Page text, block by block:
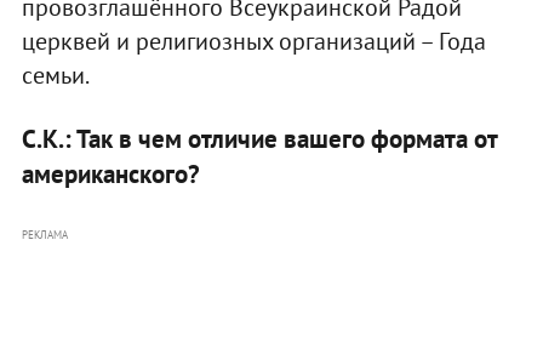
провозглашённого Всеукраинской Радой
церквей и религиозных организаций – Года
семьи.
С.К.: Так в чем отличие вашего формата от
американского?
РЕКЛАМА